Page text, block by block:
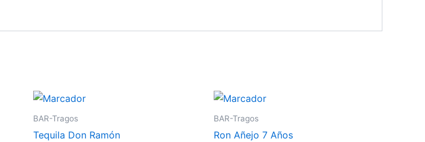
BAR-Tragos
Tequila Don Ramón
BAR-Tragos
Ron Añejo 7 Años